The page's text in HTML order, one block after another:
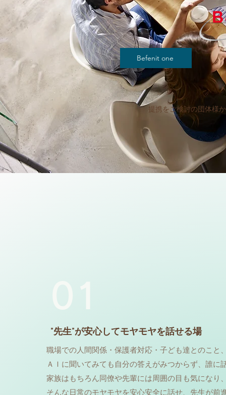
Befenit one
提携をご検討の団体様
01
”先生”が安心してモヤモヤを話せる場
職場での人間関係・保護者対応・子ども達とのこ
ＡＩに聞いてみても自分の答えがみつからず、誰に
家族はもちろん同僚や先輩には周囲の目も気にな
そんな日常のモヤモヤを安心安全に話せ、先生が